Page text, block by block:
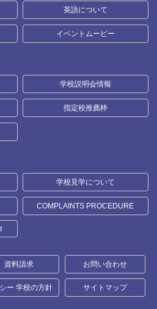
英語について
イベントムービー
学校説明会情報
指定校推薦枠
学校見学について
COMPLAINTS PROCEDURE
資料請求 お問い合わせ
ー 学校の方針 サイトマップ